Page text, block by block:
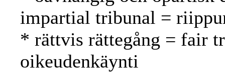
impartial tribunal =
* rättvis rättegång = fair
oikeudenkäynti